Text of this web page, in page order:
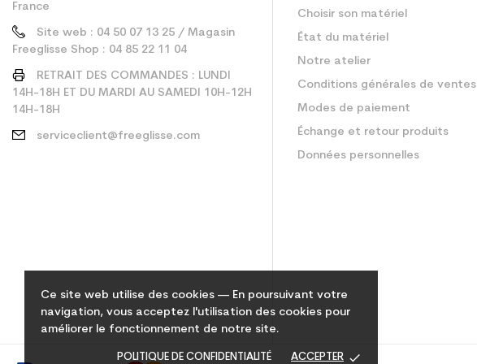
Ce site web utilise des cookies — En poursuivant votre
navigation, vous acceptez l'utilisation des cookies pour
améliorer le fonctionnement de notre site.
POLITIQUE DE CONFIDENTIALITÉ ACCEPTER done
France
Site web : 04 50 07 13 25 / Magasin
Freeglisse Shop : 04 85 22 11 04
RETRAIT DES COMMANDES : LUNDI
14H-18H ET DU MARDI AU SAMEDI 10H-12H
14H-18H
serviceclient@freeglisse.com
Choisir son matériel
État du matériel
Notre atelier
Conditions générales de ventes
Modes de paiement
Échange et retour produits
Données personnelles